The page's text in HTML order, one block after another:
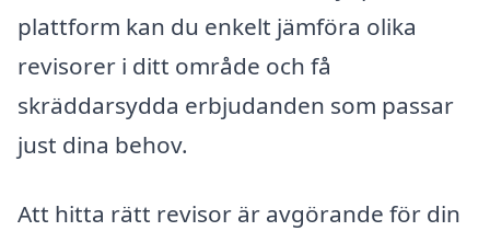
plattform kan du enkelt jämföra olika
revisorer i ditt område och få
skräddarsydda erbjudanden som passar
just dina behov.
Att hitta rätt revisor är avgörande för din